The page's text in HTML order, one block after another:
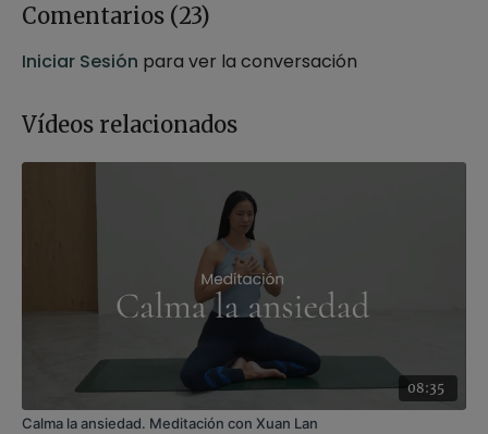
Comentarios (23)
Iniciar Sesión para ver la conversación
Vídeos relacionados
08:35
Calma la ansiedad. Meditación con Xuan Lan